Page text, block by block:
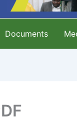
Documents